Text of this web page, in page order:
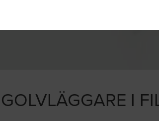
GOLVLÄGGARE I